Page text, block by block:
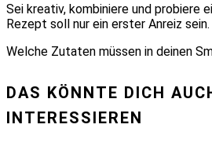
Sei kreativ, kombiniere und probiere
Rezept soll nur ein erster Anreiz sein.
Welche Zutaten müssen in deinen
DAS KÖNNTE DICH
INTERESSIEREN